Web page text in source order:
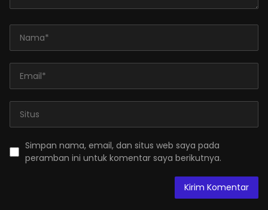
Simpan nama, email, dan situs web saya pada
peramban ini untuk komentar saya berikutnya.